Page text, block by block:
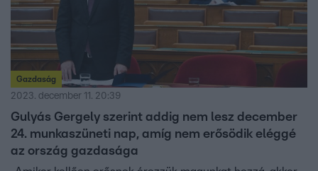
Gazdaság
2023. december 11. 20:39
Gulyás Gergely szerint addig nem lesz december
24. munkaszüneti nap, amíg nem erősödik eléggé
az ország gazdasága